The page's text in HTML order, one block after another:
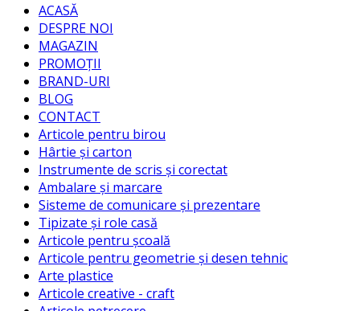
ACASĂ
DESPRE NOI
MAGAZIN
PROMOȚII
BRAND-URI
BLOG
CONTACT
Articole pentru birou
Hârtie și carton
Instrumente de scris și corectat
Ambalare și marcare
Sisteme de comunicare și prezentare
Tipizate și role casă
Articole pentru școală
Articole pentru geometrie și desen tehnic
Arte plastice
Articole creative - craft